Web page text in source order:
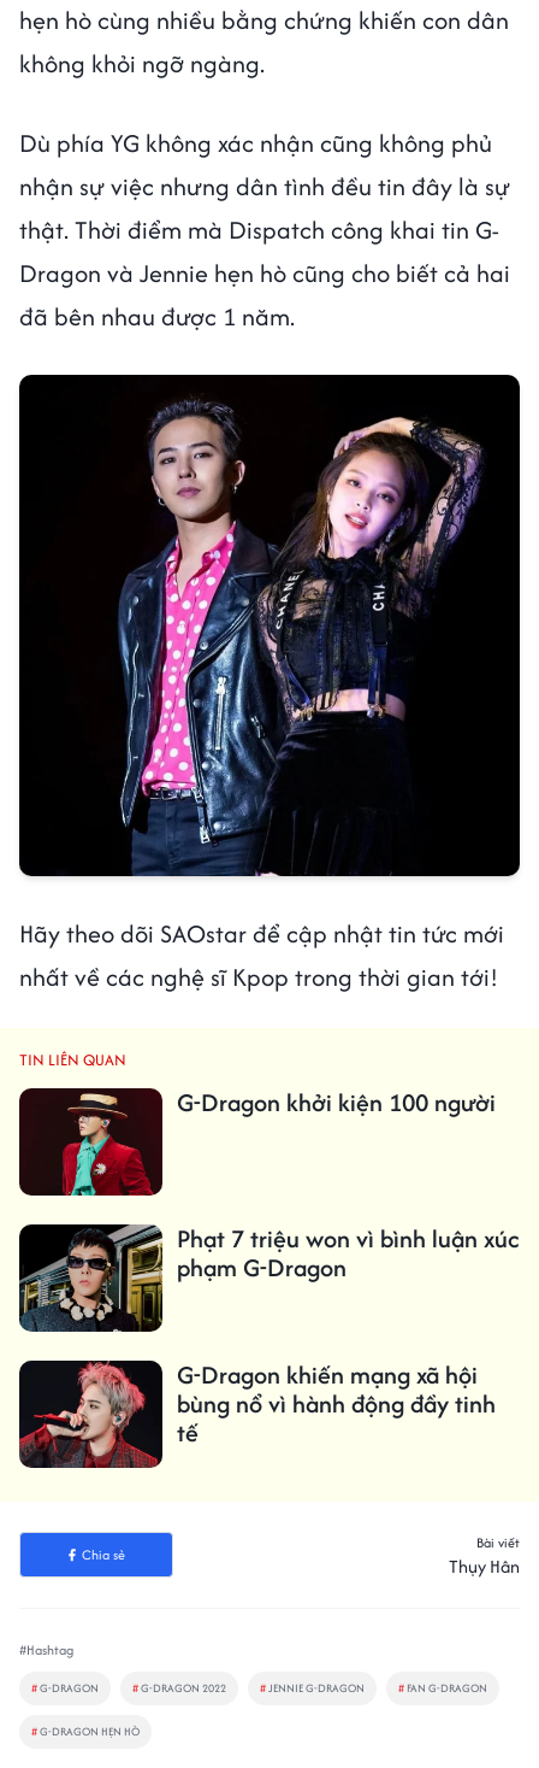
hẹn hò cùng nhiều bằng chứng khiến con dân
không khỏi ngỡ ngàng.
Dù phía YG không xác nhận cũng không phủ
nhận sự việc nhưng dân tình đều tin đây là sự
thật. Thời điểm mà Dispatch công khai tin G-
Dragon và Jennie hẹn hò cũng cho biết cả hai
đã bên nhau được 1 năm.
Hãy theo dõi SAOstar để cập nhật tin tức mới
nhất về các nghệ sĩ Kpop trong thời gian tới!
TIN LIÊN QUAN
G-Dragon khởi kiện 100 người
Phạt 7 triệu won vì bình luận xúc
phạm G-Dragon
G-Dragon khiến mạng xã hội
bùng nổ vì hành động đầy tinh
tế
Chia sẻ
Bài viết
Thụy Hân
#Hashtag
#G-DRAGON #G-DRAGON 2022 #JENNIE G-DRAGON # FAN G-DRAGON
#G-DRAGON HẸN HÒ